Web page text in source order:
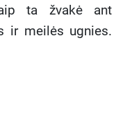
ta žvakė ant
ir meilės ugnies.